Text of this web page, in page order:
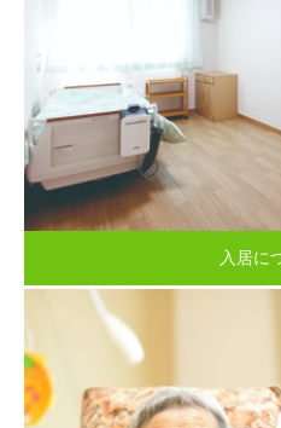
入居に